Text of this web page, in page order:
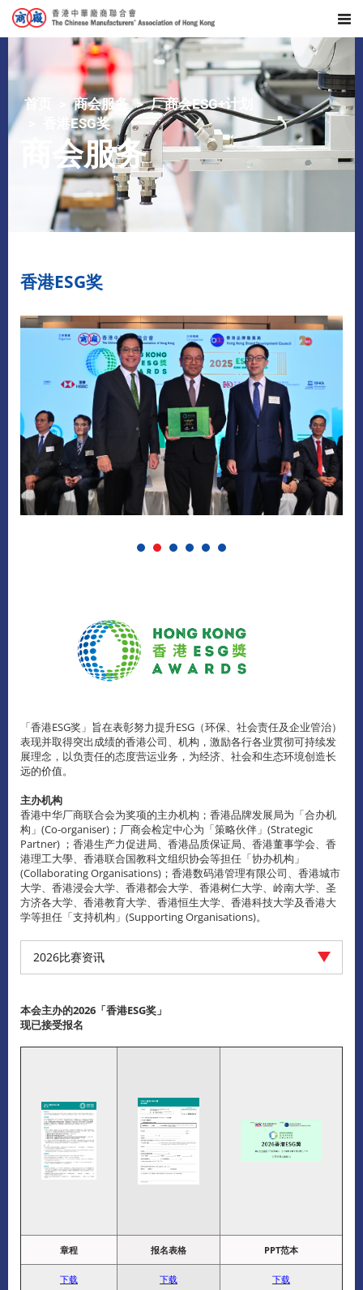
首页 商会服务
厂商会ESG+计划
香港ESG奖
商会服务
香港ESG奖
「香港ESG奖」旨在表彰努力提升ESG（环保、社会责任及企业管治）
表现并取得突出成绩的香港公司、机构，激励各行各业贯彻可持续发
展理念，以负责任的态度营运业务，为经济、社会和生态环境创造长
远的价值。
主办机构
香港中华厂商联合会为奖项的主办机构；香港品牌发展局为「合办机
构」(Co-organiser)；厂商会检定中心为「策略伙伴」(Strategic
Partner) ；香港生产力促进局、香港品质保证局、香港董事学会、香
港理工大學、香港联合国教科文组织协会等担任「协办机构」
(Collaborating Organisations)；香港数码港管理有限公司、香港城市
大学、香港浸会大学、香港都会大学、香港树仁大学、岭南大学、圣
方济各大学、香港教育大学、香港恒生大学、香港科技大学及香港大
学等担任「支持机构」(Supporting Organisations)。
2026比赛资讯
本会主办的2026「香港ESG奖」
现已接受报名
章程 报名表格 PPT范本
下载 下载 下载